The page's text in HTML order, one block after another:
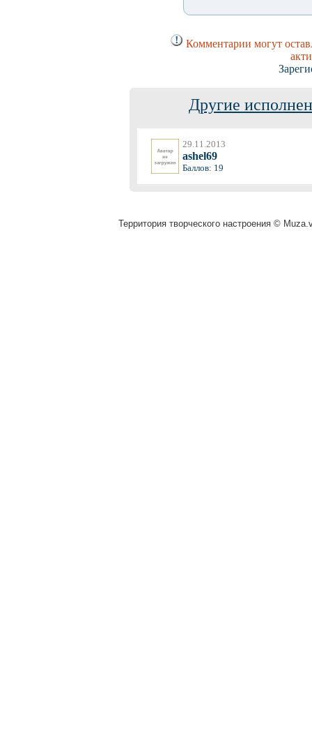
Комментарии могут
Другие
29.11.2013
ashel69
Баллов: 19
Территория творческого настроения ©